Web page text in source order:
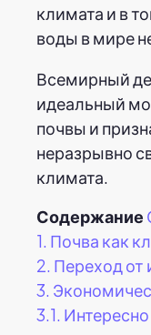
климата и в
воды в мире
Всемирный
идеальный
почвы и
неразрывно
климата.
Содержание
1. Почва как
2. Переход от
3.
3.1. Интересно